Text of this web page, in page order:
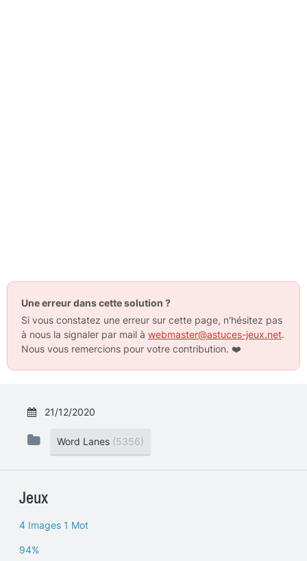
Une erreur dans cette solution ?
Si vous constatez une erreur sur cette page, n'hésitez pas
à nous la signaler par mail à webmaster@astuces-jeux.net.
Nous vous remercions pour votre contribution. ❤️
21/12/2020
Word Lanes (5356)
Jeux
4 Images 1 Mot
94%